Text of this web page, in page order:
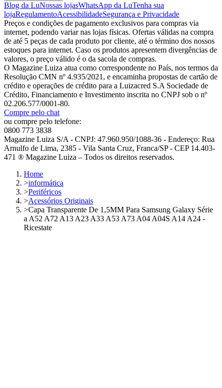
Blog da LuNossas lojasWhatsApp da LuTenha sua
lojaRegulamentoAcessibilidadeSegurança e Privacidade
Preços e condições de pagamento exclusivos para compras via
internet, podendo variar nas lojas físicas. Ofertas válidas na compra
de até 5 peças de cada produto por cliente, até o término dos nossos
estoques para internet. Caso os produtos apresentem divergências de
valores, o preço válido é o da sacola de compras.
O Magazine Luiza atua como correspondente no País, nos termos da
Resolução CMN nº 4.935/2021, e encaminha propostas de cartão de
crédito e operações de crédito para a Luizacred S.A Sociedade de
Crédito, Financiamento e Investimento inscrita no CNPJ sob o nº
02.206.577/0001-80.
Compre pelo chat
ou compre pelo telefone:
0800 773 3838
Magazine Luiza S/A - CNPJ: 47.960.950/1088-36 - Endereço: Rua
Arnulfo de Lima, 2385 - Vila Santa Cruz, Franca/SP - CEP 14.403-
471 ® Magazine Luiza – Todos os direitos reservados.
Home
>informática
>Periféricos
>Acessórios Originais
>Capa Transparente De 1,5MM Para Samsung Galaxy Série
a A52 A72 A13 A23 A33 A53 A73 A04 A04S A14 A24 -
Ricestate